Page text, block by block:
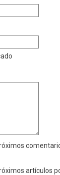
artículos